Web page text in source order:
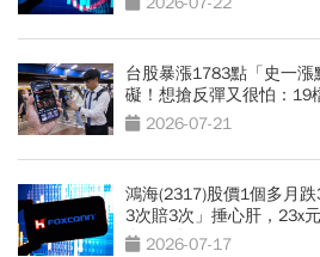
台股暴漲1783點「史一
礙！想搶反彈又很怕：19
2026-07-21
鴻海(2317)股價1個多月
3次賠3次」捶心肝，23x
身2關鍵
2026-07-17